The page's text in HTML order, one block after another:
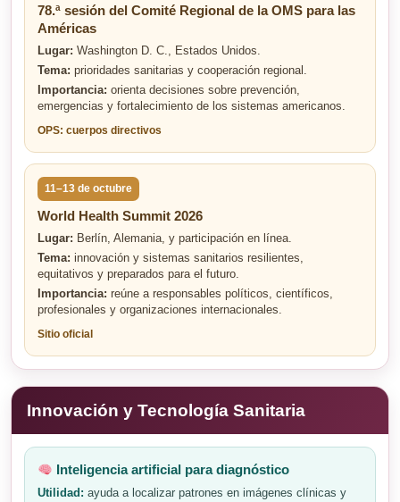
78.ª sesión del Comité Regional de la OMS para las
Américas
Lugar: Washington D. C., Estados Unidos.
Tema: prioridades sanitarias y cooperación regional.
Importancia: orienta decisiones sobre prevención,
emergencias y fortalecimiento de los sistemas americanos.
OPS: cuerpos directivos
11–13 de octubre
World Health Summit 2026
Lugar: Berlín, Alemania, y participación en línea.
Tema: innovación y sistemas sanitarios resilientes,
equitativos y preparados para el futuro.
Importancia: reúne a responsables políticos, científicos,
profesionales y organizaciones internacionales.
Sitio oficial
Innovación y Tecnología Sanitaria
Inteligencia artificial para diagnóstico
Utilidad: ayuda a localizar patrones en imágenes clínicas y